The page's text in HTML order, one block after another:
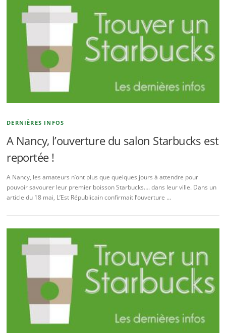
DERNIÈRES INFOS
A Nancy, l’ouverture du salon Starbucks est
reportée !
A Nancy, les amateurs n’ont plus que quelques jours à attendre pour
pouvoir savourer leur premier boisson Starbucks…. dans leur ville. Dans un
article du 18 mai, L’Est Républicain confirmait l’ouverture …